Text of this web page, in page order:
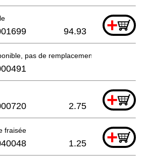
+
94.93
pas de remplacement
+
2.75
fraisée +
1.25